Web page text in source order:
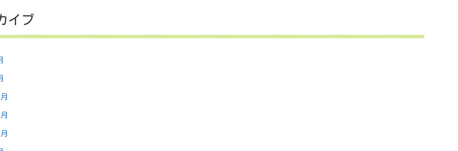
イブ